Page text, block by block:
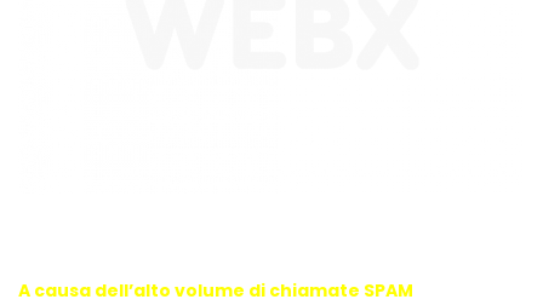
A causa dell’alto volume di chiamate SPAM